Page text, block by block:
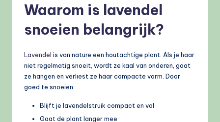
Waarom is lavendel
snoeien belangrijk?
Lavendel is van nature een houtachtige plant. Als je haar
niet regelmatig snoeit, wordt ze kaal van onderen, gaat
ze hangen en verliest ze haar compacte vorm. Door
goed te snoeien:
Blijft je lavendelstruik compact en vol
Gaat de plant langer mee